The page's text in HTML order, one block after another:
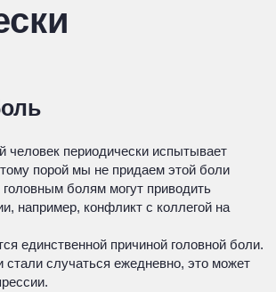
человек периодически испытывает
порой мы не придаем этой боли
головным болям могут приводить
например, конфликт с коллегой на
единственной причиной головной боли.
стали случаться ежедневно, это может